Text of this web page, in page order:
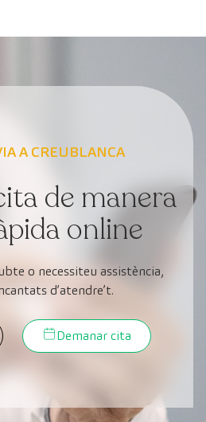
A CREUBLANCA
de manera
online
o necessiteu assistència,
d’atendre’t.
Demanar cita